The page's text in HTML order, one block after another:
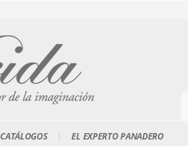
CATÁLOGOS EL EXPERTO PANADERO